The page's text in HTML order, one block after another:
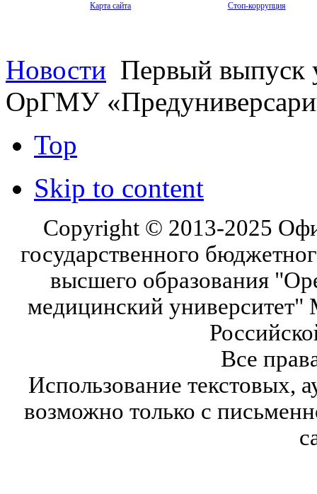
Карта сайта Стоп-коррупция
Новости Первый выпуск
ОрГМУ
Top
Skip to content
Copyright © 2013-2025
государственного
высшего образования
медицинский университет"
Все
Использование текстовых,
возможно только с